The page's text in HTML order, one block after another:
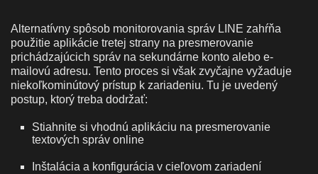
Alternatívny spôsob monitorovania správ LINE zahŕňa
použitie aplikácie tretej strany na presmerovanie
prichádzajúcich správ na sekundárne konto alebo e-
mailovú adresu. Tento proces si však zvyčajne vyžaduje
niekoľkominútový prístup k zariadeniu. Tu je uvedený
postup, ktorý treba dodržať:
Stiahnite si vhodnú aplikáciu na presmerovanie
textových správ online
Inštalácia a konfigurácia v cieľovom zariadení